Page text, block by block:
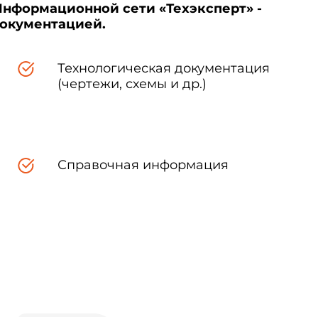
сети «Техэксперт» -
Технологическая документация
(чертежи, схемы и др.)
Справочная информация